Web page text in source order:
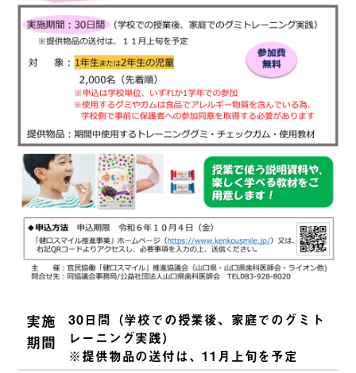
実施
期間
30日間（学校での授業後、家庭でのグミト
レーニング実践）
※提供物品の送付は、11月上旬を予定